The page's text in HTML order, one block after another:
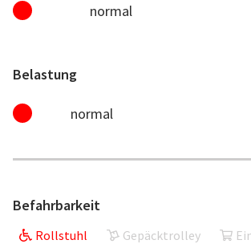
normal
Belastung
normal
Befahrbarkeit
Rollstuhl Gepäcktrolley